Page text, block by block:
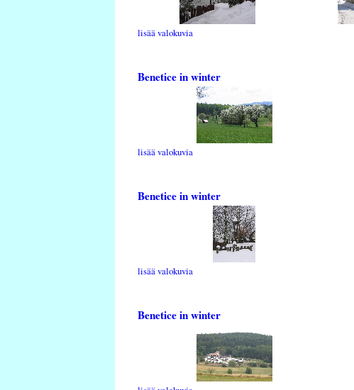
lisää valokuvia
Benetice in winter
lisää valokuvia
Benetice in winter
lisää valokuvia
Benetice in winter